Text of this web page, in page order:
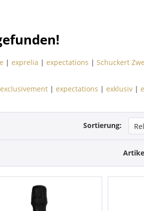
| exprelia | expectations | Schuckert
exclusivement| expectations | exklusiv|
Sortierung: